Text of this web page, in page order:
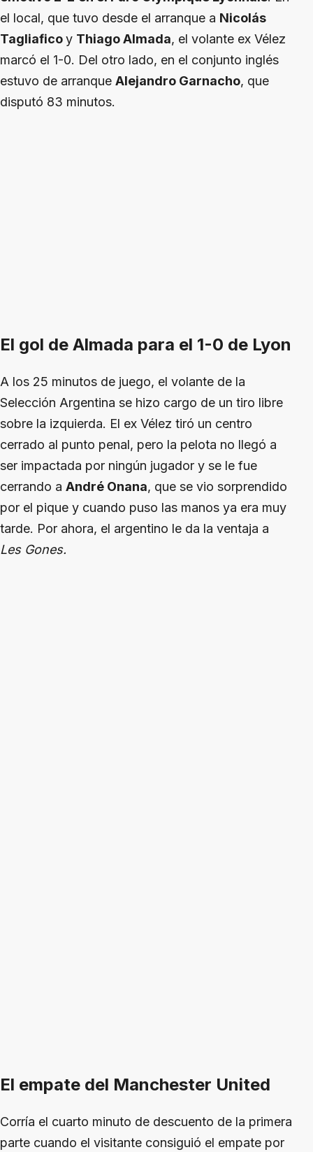
el local, que tuvo desde el arranque a Nicolás
Tagliaficoy Thiago Almada, el volante ex Vélez
marcó el 1-0. Del otro lado, en el conjunto inglés
estuvo de arranque Alejandro Garnacho, que
disputó 83 minutos.
El gol de Almada para el 1-0 de Lyon
A los 25 minutos de juego, el volante de la
Selección Argentina se hizo cargo de un tiro libre
sobre la izquierda. El ex Vélez tiró un centro
cerrado al punto penal, pero la pelota no llegó a
ser impactada por ningún jugador y se le fue
cerrando a André Onana, que se vio sorprendido
por el pique y cuando puso las manos ya era muy
tarde. Por ahora, el argentino le da la ventaja a
Les Gones.
El empate del Manchester United
Corría el cuarto minuto de descuento de la primera
parte cuando el visitante consiguió el empate por